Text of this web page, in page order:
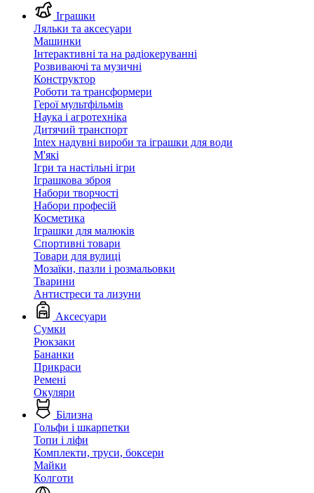
Іграшки
Ляльки та аксесуари
Машинки
Інтерактивні та на радіокеруванні
Розвиваючі та музичні
Конструктор
Роботи та трансформери
Герої мультфільмів
Наука і агротехніка
Дитячий транспорт
Intex надувні вироби та іграшки для води
М'які
Ігри та настільні ігри
Іграшкова зброя
Набори творчості
Набори професій
Косметика
Іграшки для малюків
Спортивні товари
Товари для вулиці
Мозаїки, пазли і розмальовки
Тварини
Антистреси та лизуни
Аксесуари
Сумки
Рюкзаки
Бананки
Прикраси
Ремені
Окуляри
Білизна
Гольфи і шкарпетки
Топи і ліфи
Комплекти, труси, боксери
Майки
Колготи